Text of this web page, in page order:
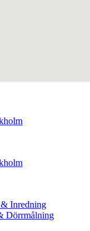
Inredning
Dörrmålning